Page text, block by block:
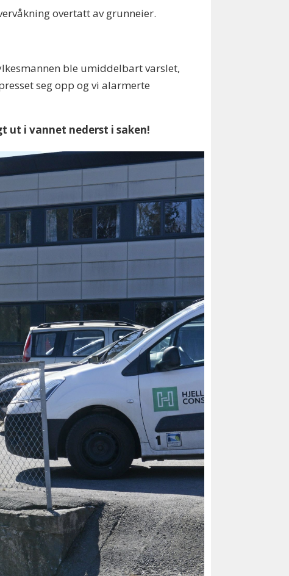
overtatt av grunneier.
ble umiddelbart varslet,
seg opp og vi alarmerte
ut i vannet nederst i saken!